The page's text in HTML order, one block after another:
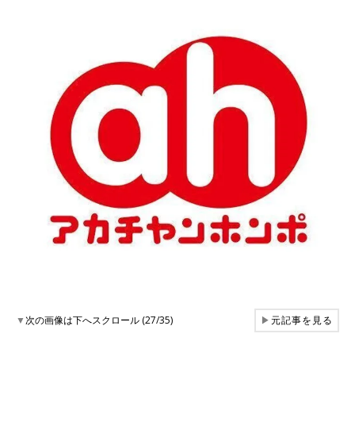
▼次の画像は下へスクロール (27/35) ▶元記事を見る